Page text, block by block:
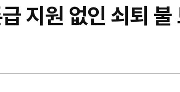
지원 없인 쇠퇴 불